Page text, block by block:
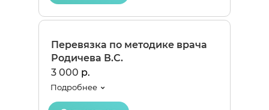
Перевязка по методике врача
Родичева В.С.
3 000 р.
Подробнее